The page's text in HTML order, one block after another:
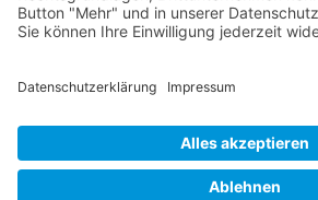
Datenschutzerklärung
Cookie-Einstellungen
AGB
Streitbeilegungsstelle